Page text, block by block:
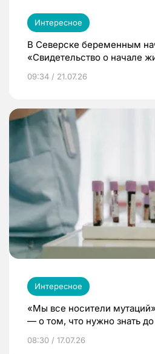
Интересное
В Северске беременным
«Свидетельство о начале
09:34 / 21.07.26
Интересное
«Мы все носители
— о том, что нужно знать
08:30 / 17.07.26